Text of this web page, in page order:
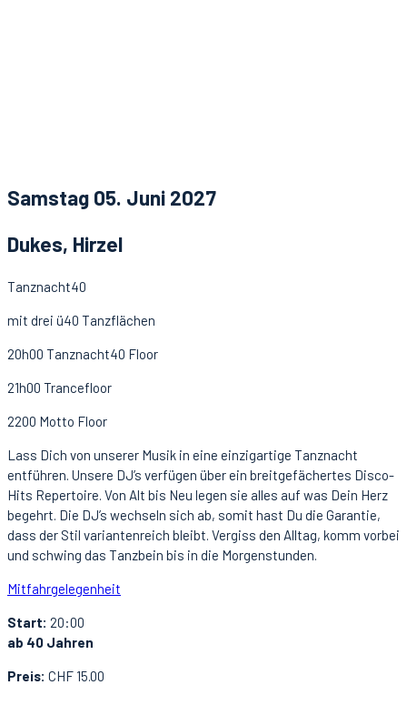
Samstag 05. Juni 2027
Dukes, Hirzel
Tanznacht40
mit drei ü40 Tanzflächen
20h00 Tanznacht40 Floor
21h00 Trancefloor
2200 Motto Floor
Lass Dich von unserer Musik in eine einzigartige Tanznacht
entführen. Unsere DJ’s verfügen über ein breitgefächertes Disco-
Hits Repertoire. Von Alt bis Neu legen sie alles auf was Dein Herz
begehrt. Die DJ’s wechseln sich ab, somit hast Du die Garantie,
dass der Stil variantenreich bleibt. Vergiss den Alltag, komm vorbei
und schwing das Tanzbein bis in die Morgenstunden.
Mitfahrgelegenheit
Start: 20:00
ab 40 Jahren
Preis: CHF 15.00